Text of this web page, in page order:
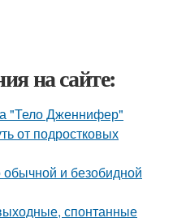
на сайте:
"Тело Дженнифер"
от подростковых
и безобидной
спонтанные